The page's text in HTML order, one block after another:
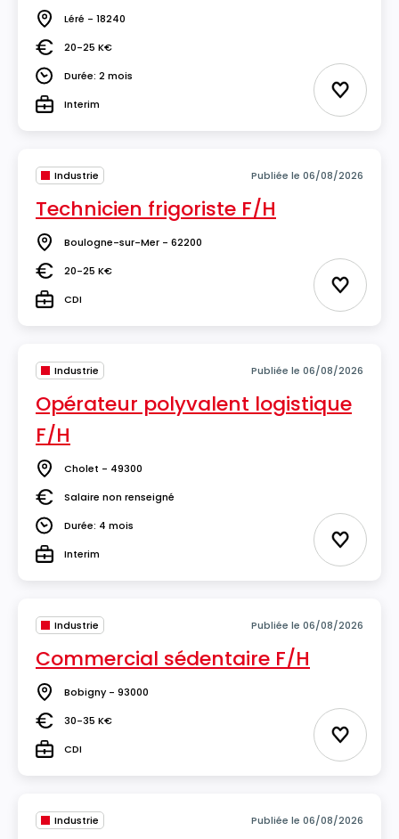
Lieu Léré - 18240
Salaire20-25 K€
DuréeDurée: 2 mois
TypeInterim Ajouter
Industrie Publiée le 06/08/2026
Technicien frigoriste F/H
Lieu Boulogne-sur-Mer - 62200
Salaire20-25 K€
TypeCDI Ajouter
Industrie Publiée le 06/08/2026
Opérateur polyvalent logistique
F/H
Lieu Cholet - 49300
SalaireSalaire non renseigné
DuréeDurée: 4 mois
TypeInterim Ajouter
Industrie Publiée le 06/08/2026
Commercial sédentaire F/H
Lieu Bobigny - 93000
Salaire30-35 K€
TypeCDI Ajouter
Industrie Publiée le 06/08/2026